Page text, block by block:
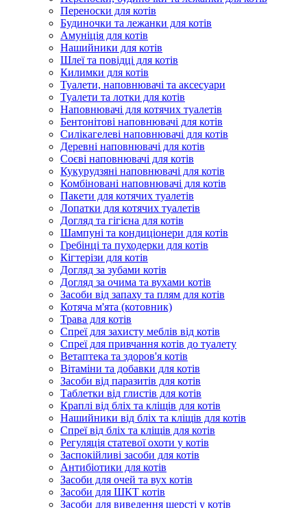
Переноски для котів
Будиночки та лежанки для котів
Амуніція для котів
Нашийники для котів
Шлеї та повідці для котів
Килимки для котів
Туалети, наповнювачі та аксесуари
Туалети та лотки для котів
Наповнювачі для котячих туалетів
Бентонітові наповнювачі для котів
Силікагелеві наповнювачі для котів
Деревні наповнювачі для котів
Соєві наповнювачі для котів
Кукурудзяні наповнювачі для котів
Комбіновані наповнювачі для котів
Пакети для котячих туалетів
Лопатки для котячих туалетів
Догляд та гігієна для котів
Шампуні та кондиціонери для котів
Гребінці та пуходерки для котів
Кігтерізи для котів
Догляд за зубами котів
Догляд за очима та вухами котів
Засоби від запаху та плям для котів
Котяча м'ята (котовник)
Трава для котів
Спреї для захисту меблів від котів
Спреї для привчання котів до туалету
Ветаптека та здоров'я котів
Вітаміни та добавки для котів
Засоби від паразитів для котів
Таблетки від глистів для котів
Краплі від бліх та кліщів для котів
Нашийники від бліх та кліщів для котів
Спреї від бліх та кліщів для котів
Регуляція статевої охоти у котів
Заспокійливі засоби для котів
Антибіотики для котів
Засоби для очей та вух котів
Засоби для ШКТ котів
Засоби для виведення шерсті у котів